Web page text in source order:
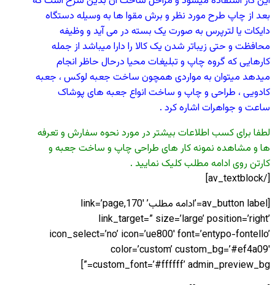
بعد از چاپ طرح مورد نظر و برش مقوا ها به وسیله دستگاه
دایکات یا لترپرس به صورت یک بسته در می آید و وظیفه
محافظت و حتی زیباتر شدن یک کالا را دارا میباشد از جمله
کارهایی که گروه چاپ و تبلیغات محیا درحال حاظر انجام
میدهد میتوان به مواردی همچون ساخت جعبه لوکس ، جعبه
کادویی ، طراحی و چاپ و ساخت انواع جعبه های پوشاک
ساعت و جواهرات اشاره کرد .
لطفا برای کسب اطلاعات بیشتر در مورد نحوه سفارش و تعرفه
ها و مشاهده نمونه کار های طراحی چاپ و ساخت جعبه و
کارتن روی ادامه مطلب کلیک نمایید .
[/av_textblock]
[av_button label=’ادامه مطلب’ link=’page,170′
link_target=” size=’large’ position=’right’
icon_select=’no’ icon=’ue800′ font=’entypo-fontello’
color=’custom’ custom_bg=’#ef4a09′
custom_font=’#ffffff’ admin_preview_bg=”]